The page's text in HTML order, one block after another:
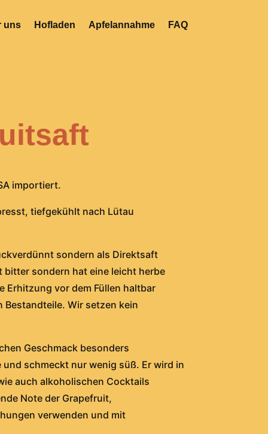
uns Hofladen Apfelannahme FAQ
importiert.
tiefgekühlt nach Lütau
sondern als Direktsaft
sondern hat eine leicht herbe
vor dem Füllen haltbar
Bestandteile. Wir setzen kein
Geschmack besonders
schmeckt nur wenig süß. Er wird in
auch alkoholischen Cocktails
Note der Grapefruit,
verwenden und mit